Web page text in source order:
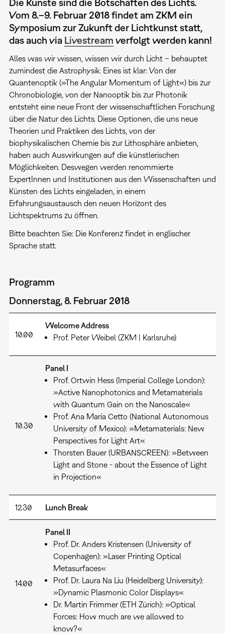
Die Künste sind die Botschaften des Lichts.
Vom 8.–9. Februar 2018 findet am ZKM ein
Symposium zur Zukunft der Lichtkunst statt,
das auch via Livestream verfolgt werden kann!
Alles was wir wissen, wissen wir durch Licht – behauptet
zumindest die Astrophysik. Eines ist klar: Von der
Quantenoptik (»The Angular Momentum of Light«) bis zur
Chronobiologie, von der Nanooptik bis zur Photonik
entsteht eine neue Front der wissenschaftlichen Forschung
über die Natur des Lichts. Diese Optionen, die uns neue
Theorien und Praktiken des Lichts, von der
biophysikalischen Chemie bis zur Lithosphäre anbieten,
haben auch Auswirkungen auf die künstlerischen
Möglichkeiten. Deswegen werden renommierte
ExpertInnen und Institutionen aus den Wissenschaften und
Künsten des Lichts eingeladen, in einem
Erfahrungsaustausch den neuen Horizont des
Lichtspektrums zu öffnen.
Bitte beachten Sie: Die Konferenz findet in englischer
Sprache statt.
Programm
Donnerstag, 8. Februar 2018
10.00
Welcome Address
Prof. Peter Weibel (ZKM | Karlsruhe)
10.30
Panel I
Prof. Ortwin Hess (Imperial College London):
»Active Nanophotonics and Metamaterials
with Quantum Gain on the Nanoscale«
Prof. Ana María Cetto (National Autonomous
University of Mexico): »Metamaterials: New
Perspectives for Light Art«
Thorsten Bauer (URBANSCREEN): »Between
Light and Stone - about the Essence of Light
in Projection«
12.30 Lunch Break
14.00
Panel II
Prof. Dr. Anders Kristensen (University of
Copenhagen): »Laser Printing Optical
Metasurfaces«
Prof. Dr. Laura Na Liu (Heidelberg University):
»Dynamic Plasmonic Color Displays«
Dr. Martin Frimmer (ETH Zürich): »Optical
Forces: How much are we allowed to
know?«